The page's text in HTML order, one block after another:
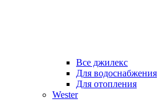
Все джилекс
Для водоснабжения
Для отопления
Wester